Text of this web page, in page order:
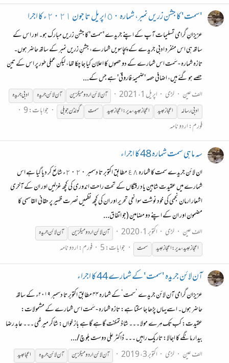
'سمت' کا جشن زریں نمبر، شمارہ ٥٠ اپریل تا جون ٢٠٢١ء کا اجرا
عزیزانِ گرامی تسلیمات آپ کے اپنے جریدے 'سمت' کا جشن زریں مبارک ہو۔ اور اس کے
ساتھ ہی اس منفرد ادبی جریدے کے پچاسویں شمارے، جشنِ زریں نمبر کے ساتھ حاضر ہوں۔
تازہ شمارہ - سَمت اس شمارے کے دو حصوں کا اعلان کیا جا چکا تھا، لیکن عملی طور پر اس کے تین
حصے ہو گئے ہیں، اضافی حصہ 'ضمیمۂ فاروقی' ہے جس کے...
الف عین
لڑی اپریل 1، 2021 آنلائناردو میگزین آنلائنجریدہ ادبیجریدہ
ادبی رسالہ
اعجاز عبید اعجاز عبید، مدیر: اعجاز عبید سمت گولڈن جوبلی
جوابات: 9
فورم:اردو نامہ
سہ ماہی سمت شمارہ 48 کا اجراء
ان لائن جریدے سمت کا شمارہ ٤٨ مطابق اکتوبر تا دسمبر ٢٠٢٠ء شائع کر دیا گیا ہے اس
شمارے میں عقیدت شاہین یاد رفتگاں کے تحت راحت اندوری کی کچھ غزلیں اور ان کے آخری
اشعار ارمان نجمی کی خود نوشت سوانحی تحریر اور ان کی کچھ نظمیں نصرت ظہیر پر حقانی القاسمی کا
مضمون اور ان کے اپنے دو مضامین (جو اتفاق...
الف عین
لڑی اکتوبر 1، 2020 آنلائناردو میگزین آنلائنجریدہ
اعجاز عبید، مدیر: اعجاز عبید
سمت جوابات: 5 فورم:اردو نامہ
آن لائن جریدہ 'سمت' کے شمارے 44 کا اجراء
عزیزان گرامی آن لائن جریدے ’سمت‘ کے شمارہ ۴۴ مطابق اکتوبر تا دسمبر ۲۰۱۹ء کے ساتھ
حاضر ہوں۔ اسےیہاں پڑھا جا سکتا ہے: تازہ شمارہ - سَمت اس شمارے کے مشمولات:
عقیدت: کب تک مِرے مولا ۔۔۔ شاذ تمکنت گاہے گاہے باز خواں: شاکر میرٹھی ۔۔۔ عابد رضا
بیدار مانگے کا اجالا: تاریک راہیں ۔۔۔ ڈاکٹر علی دوست بلوچ/...
الف عین
لڑی اکتوبر 3، 2019 آنلائناردو میگزین آنلائنجریدہ
اعجا عبید